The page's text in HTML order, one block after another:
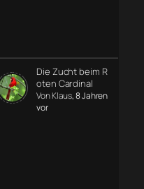
Die Zucht beim R
oten Cardinal
Von Klaus, 8 Jahren
vor